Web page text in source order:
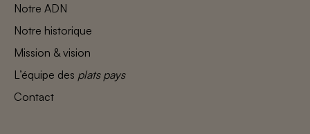
Notre ADN
Notre historique
Mission & vision
L’équipe des plats pays
Contact